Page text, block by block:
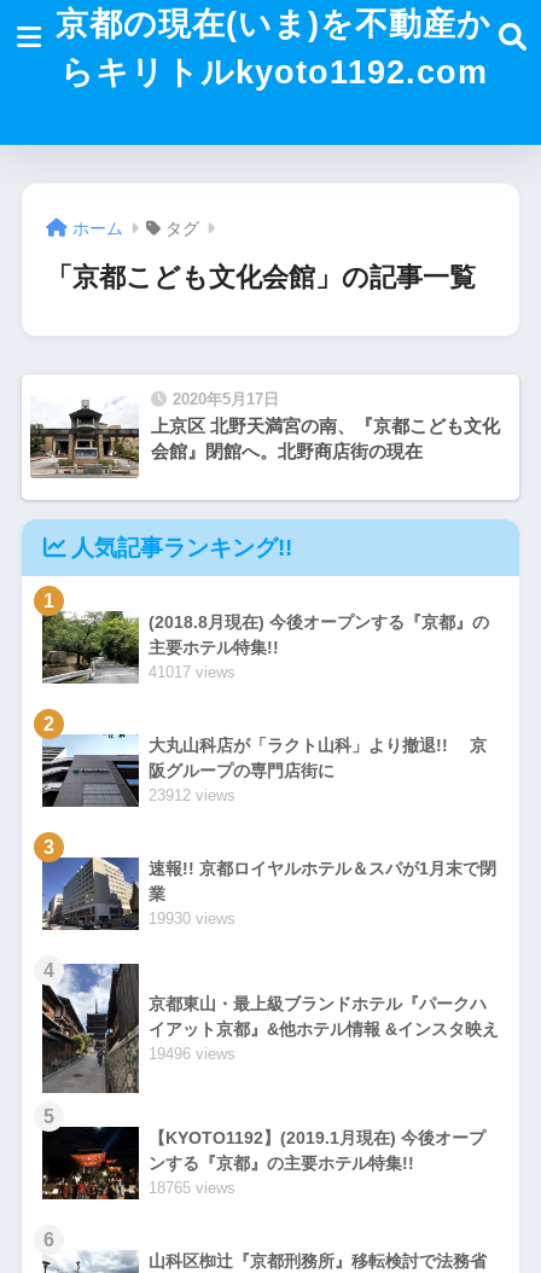
京都の現在(いま)を不動産か
らキリトルkyoto1192.com
ホーム タグ
「京都こども文化会館」の記事一覧
2020年5月17日
上京区 北野天満宮の南、『京都こども文化
会館』閉館へ。北野商店街の現在
人気記事ランキング!!
1
(2018.8月現在) 今後オープンする『京都』の
主要ホテル特集!!
41017 views
2
大丸山科店が「ラクト山科」より撤退!! 京
阪グループの専門店街に
23912 views
3
速報!! 京都ロイヤルホテル＆スパが1月末で閉
業
19930 views
4
京都東山・最上級ブランドホテル『パークハ
イアット京都』&他ホテル情報 &インスタ映え
19496 views
5
【KYOTO1192】(2019.1月現在) 今後オープ
ンする『京都』の主要ホテル特集!!
18765 views
6
山科区椥辻『京都刑務所』移転検討で法務省